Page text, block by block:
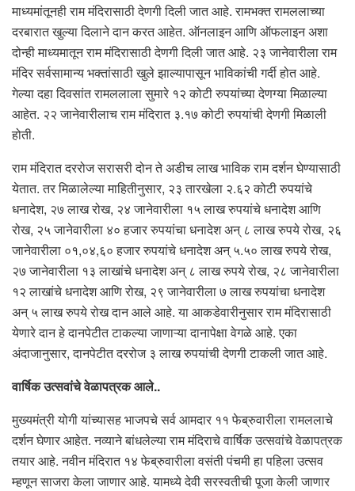
माध्यमांतूनही राम मंदिरासाठी देणगी दिली जात आहे. रामभक्त रामललाच्या
दरबारात खुल्या दिलाने दान करत आहेत. ऑनलाइन आणि ऑफलाइन अशा
दोन्ही माध्यमातून राम मंदिरासाठी देणगी दिली जात आहे. २३ जानेवारीला राम
मंदिर सर्वसामान्य भक्तांसाठी खुले झाल्यापासून भाविकांची गर्दी होत आहे.
गेल्या दहा दिवसांत रामललाला सुमारे १२ कोटी रुपयांच्या देणग्या मिळाल्या
आहेत. २२ जानेवारीलाच राम मंदिरात ३.१७ कोटी रुपयांची देणगी मिळाली
होती.
राम मंदिरात दररोज सरासरी दोन ते अडीच लाख भाविक राम दर्शन घेण्यासाठी
येतात. तर मिळालेल्या माहितीनुसार, २३ तारखेला २.६२ कोटी रुपयांचे
धनादेश, २७ लाख रोख, २४ जानेवारीला १५ लाख रुपयांचे धनादेश आणि
रोख, २५ जानेवारीला ४० हजार रुपयांचा धनादेश अन् ८ लाख रुपये रोख, २६
जानेवारीला ०१,०४,६० हजार रुपयांचे धनादेश अन् ५.५० लाख रुपये रोख,
२७ जानेवारीला १३ लाखांचे धनादेश अन् ८ लाख रुपये रोख, २८ जानेवारीला
१२ लाखांचे धनादेश आणि रोख, २९ जानेवारीला ७ लाख रुपयांचा धनादेश
अन् ५ लाख रुपये रोख दान आले आहे. या आकडेवारीनुसार राम मंदिरासाठी
येणारे दान हे दानपेटीत टाकल्या जाणाऱ्या दानापेक्षा वेगळे आहे. एका
अंदाजानुसार, दानपेटीत दररोज ३ लाख रुपयांची देणगी टाकली जात आहे.
वार्षिक उत्सवांचे वेळापत्रक आले..
मुख्यमंत्री योगी यांच्यासह भाजपचे सर्व आमदार ११ फेब्रुवारीला रामललाचे
दर्शन घेणार आहेत. नव्याने बांधलेल्या राम मंदिराचे वार्षिक उत्सवांचे वेळापत्रक
तयार आहे. नवीन मंदिरात १४ फेब्रुवारीला वसंती पंचमी हा पहिला उत्सव
म्हणून साजरा केला जाणार आहे. यामध्ये देवी सरस्वतीची पूजा केली जाणार